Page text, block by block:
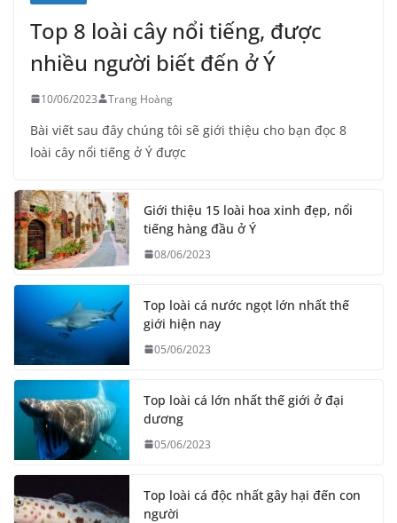
Top 8 loài cây nổi tiếng, được
nhiều người biết đến ở Ý
10/06/2023 Trang Hoàng
Bài viết sau đây chúng tôi sẽ giới thiệu cho bạn đọc 8
loài cây nổi tiếng ở Ý được
Giới thiệu 15 loài hoa xinh đẹp, nổi
tiếng hàng đầu ở Ý
08/06/2023
Top loài cá nước ngọt lớn nhất thế
giới hiện nay
05/06/2023
Top loài cá lớn nhất thế giới ở đại
dương
05/06/2023
Top loài cá độc nhất gây hại đến con
người